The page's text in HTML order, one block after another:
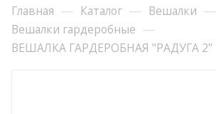
Главная — Каталог — Вешалки —
Вешалки гардеробные —
ВЕШАЛКА ГАРДЕРОБНАЯ "РАДУГА 2"